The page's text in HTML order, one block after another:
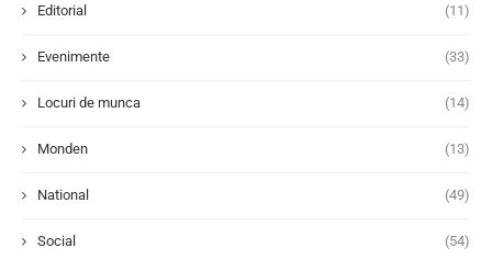
Editorial (11)
Evenimente (33)
Locuri de munca (14)
Monden (13)
National (49)
Social (54)